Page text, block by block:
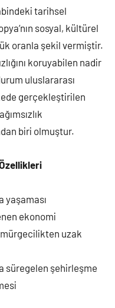
tarihsel
sosyal, kültürel
oranla şekil vermiştir.
koruyabilen nadir
uluslararası
gerçekleştirilen
biri olmuştur.
yaşaması
ekonomi
uzak
süregelen şehirleşme